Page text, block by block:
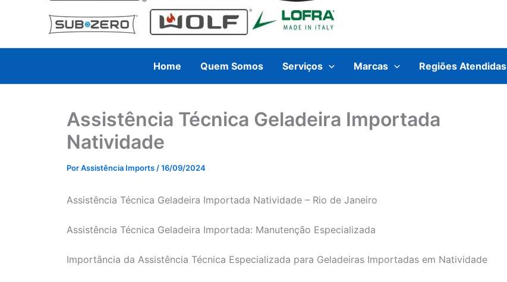
Home Quem Somos Serviços Marcas Regiões Atendidas
Assistência Técnica Geladeira Importada
Natividade
PorAssistência Imports /16/09/2024
Assistência Técnica Geladeira Importada Natividade – Rio de Janeiro
Assistência Técnica Geladeira Importada: Manutenção Especializada
Importância da Assistência Técnica Especializada para Geladeiras Importadas em Natividade